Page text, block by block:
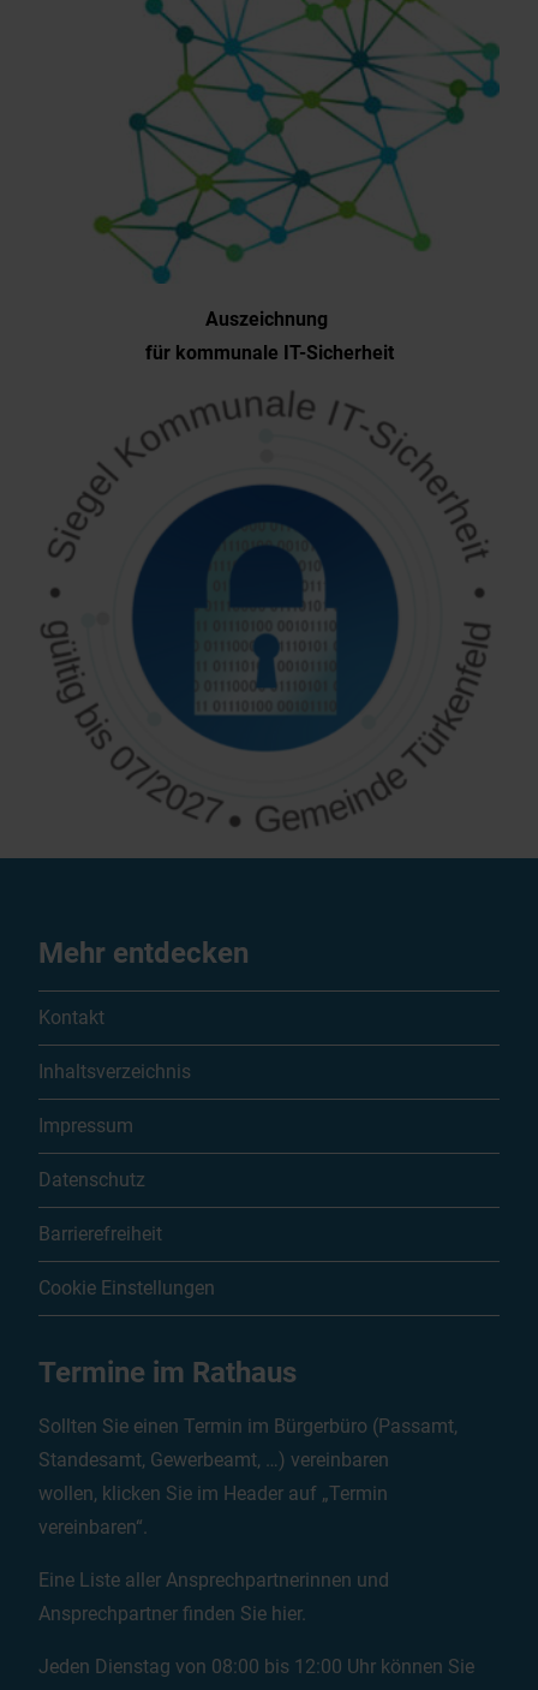
Auszeichnung
für kommunale IT-Sicherheit
Mehr entdecken
Kontakt
Inhaltsverzeichnis
Impressum
Datenschutz
Barrierefreiheit
Cookie Einstellungen
Termine im Rathaus
Sollten Sie einen Termin im Bürgerbüro (Passamt,
Standesamt, Gewerbeamt, …) vereinbaren
wollen, klicken Sie im Header auf „Termin
vereinbaren“.
Eine Liste aller Ansprechpartnerinnen und
Ansprechpartner finden Sie hier.
Jeden Dienstag von 08:00 bis 12:00 Uhr können Sie